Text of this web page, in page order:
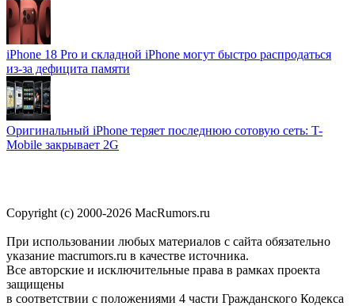
iPhone 18 Pro и складной iPhone могут быстро распродаться
из-за дефицита памяти
Оригинальный iPhone теряет последнюю сотовую сеть: T-
Mobile закрывает 2G
Copyright (c) 2000-2026 MacRumors.ru
При использовании любых материалов с сайта обязательно
указание macrumors.ru в качестве источника.
Все авторские и исключительные права в рамках проекта
защищены
в соответствии с положениями 4 части Гражданского Кодекса